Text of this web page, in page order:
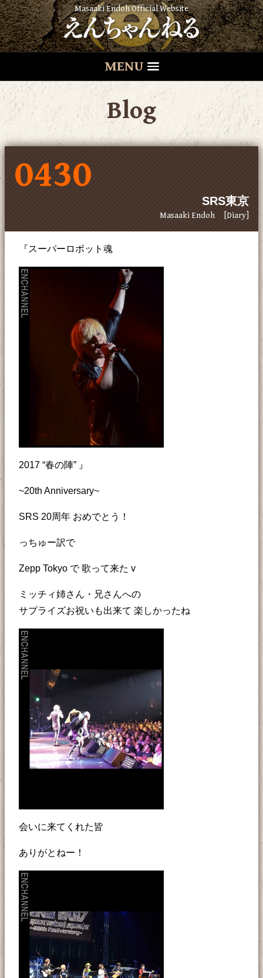
Masaaki Endoh Official Website
MENU
Blog
0430
SRS東京
Masaaki Endoh [Diary]
『スーパーロボット魂
2017 “春の陣” 』
~20th Anniversary~
SRS 20周年 おめでとう！
っちゅー訳で
Zepp Tokyo で 歌って来た v
ミッチィ姉さん・兄さんへの
サプライズお祝いも出来て 楽しかったね
会いに来てくれた皆
ありがとねー！